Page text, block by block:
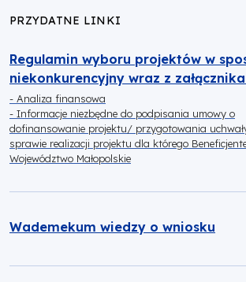
PRZYDATNE LINKI
Regulamin wyboru projektów w
niekonkurencyjny wraz z
- Analiza finansowa
- Informacje niezbędne do podpisania umowy o
dofinansowanie projektu/ przygotowania
sprawie realizacji projektu dla którego
Województwo Małopolskie
Wademekum wiedzy o wniosku